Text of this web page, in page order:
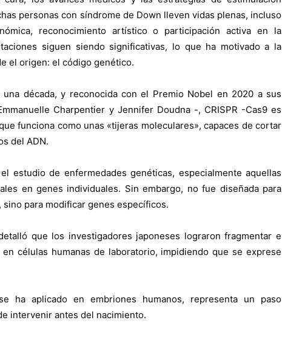
personas con síndrome de Down lleven vidas plenas, incluso
reconocimiento artístico o participación activa en la
siguen siendo significativas, lo que ha motivado a la
el origen: el código genético.
década, y reconocida con el Premio Nobel en 2020 a sus
Charpentier y Jennifer Doudna -, CRISPR -Cas9 es
funciona como unas «tijeras moleculares», capaces de cortar
del ADN.
estudio de enfermedades genéticas, especialmente aquellas
en genes individuales. Sin embargo, no fue diseñada para
para modificar genes específicos.
que los investigadores japoneses lograron fragmentar e
células humanas de laboratorio, impidiendo que se exprese
ha aplicado en embriones humanos, representa un paso
intervenir antes del nacimiento.